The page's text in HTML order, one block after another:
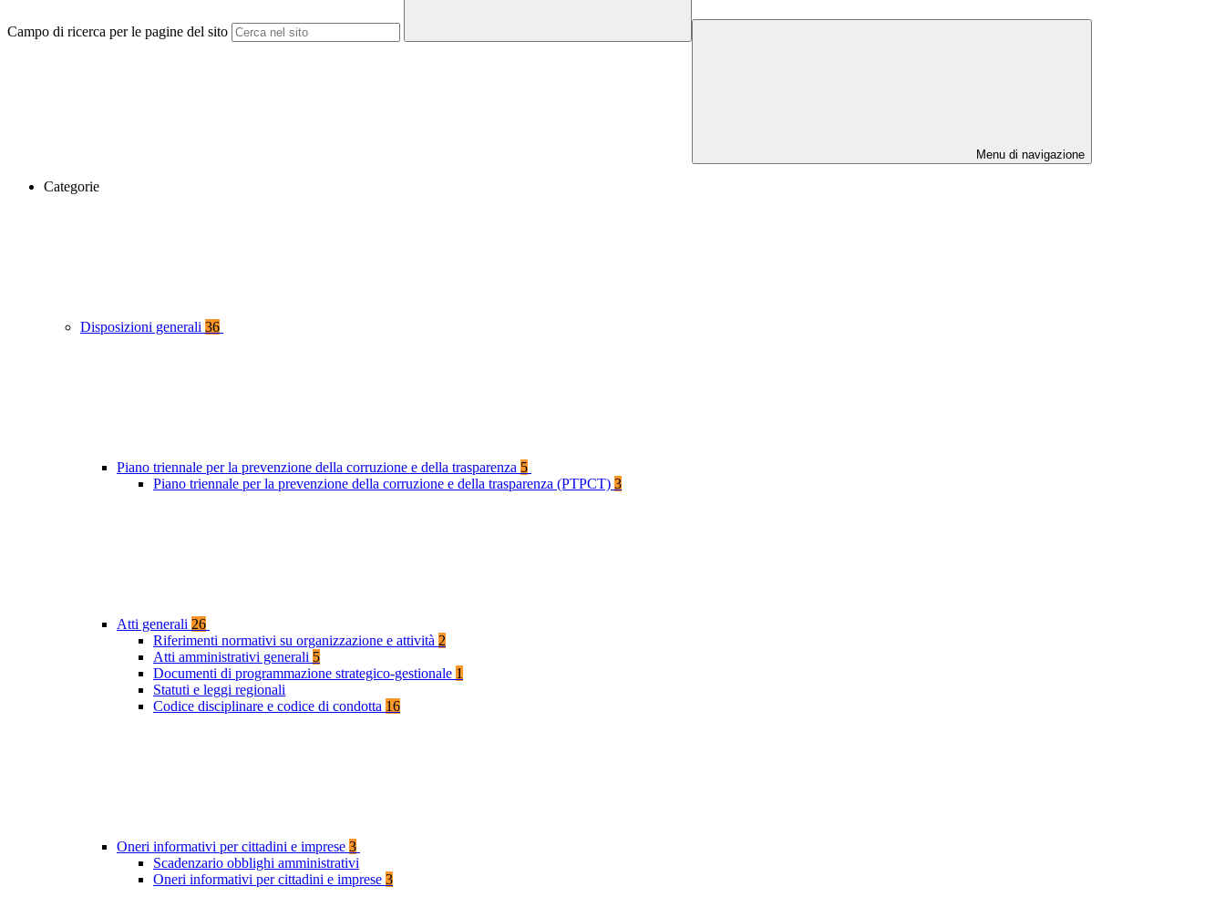
Campo di ricerca per le pagine del sito
Menu di navigazione
Categorie
Disposizioni generali 36
Piano triennale per la prevenzione della corruzione e della trasparenza 5
Piano triennale per la prevenzione della corruzione e della trasparenza (PTPCT) 3
Atti generali 26
Riferimenti normativi su organizzazione e attività 2
Atti amministrativi generali 5
Documenti di programmazione strategico-gestionale 1
Statuti e leggi regionali
Codice disciplinare e codice di condotta 16
Oneri informativi per cittadini e imprese 3
Scadenzario obblighi amministrativi
Oneri informativi per cittadini e imprese 3